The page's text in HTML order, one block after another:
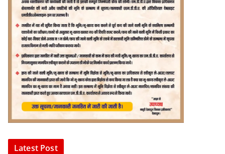
Latest Post